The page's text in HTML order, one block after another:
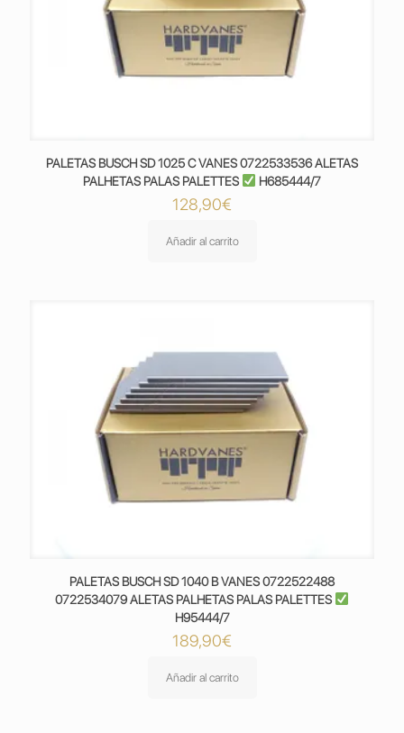
PALETAS BUSCH SD 1025 C VANES 0722533536 ALETAS
PALHETAS PALAS PALETTES
H685444/7
128,90€
Añadir al carrito
PALETAS BUSCH SD 1040 B VANES 0722522488
0722534079 ALETAS PALHETAS PALAS PALETTES
H95444/7
189,90€
Añadir al carrito